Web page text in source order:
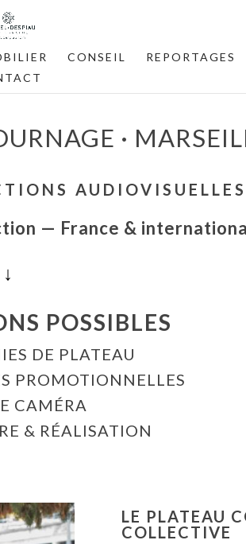
CONSEIL REPORTAGES
·
AUDIOVISUELLES
— France &
↓
POSSIBLES
DE PLATEAU
PROMOTIONNELLES
CAMÉRA
& RÉALISATION
LE PLATEAU
COLLECTIVE